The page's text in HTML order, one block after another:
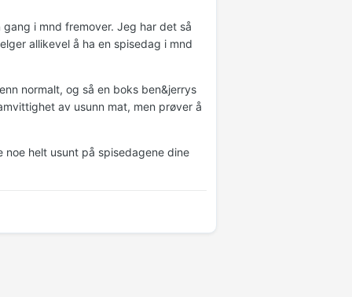
i mnd fremover. Jeg har det så
allikevel å ha en spisedag i mnd
normalt, og så en boks ben&jerrys
av usunn mat, men prøver å
helt usunt på spisedagene dine